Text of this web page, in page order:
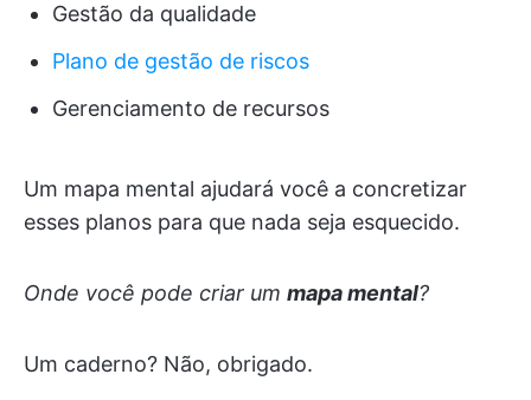
Gestão da qualidade
Plano de gestão de riscos
Gerenciamento de recursos
Um mapa mental ajudará você a concretizar
esses planos para que nada seja esquecido.
Onde você pode criar um mapa mental?
Um caderno? Não, obrigado.